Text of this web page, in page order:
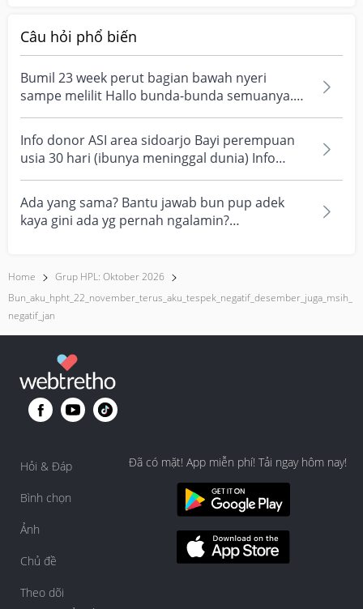
Câu hỏi phổ biến
Bumil 23 week perut bagian bawah nyeri
sampe melilit Hallo bunda-bunda semuanya.
Mau tanya dong, dis...
Info donor ASI area sidoarjo Bayi perempuan
usia 30 hari (ibunya meninggal dunia) Info
orang baik
Ada yang sama? Bantu jawab bun pup adek
kaya gini ada yg pernah ngalamin?
Home
Grup HPL: Oktober 2026
Bun_aku_hpht_22_november_terus_aku_tespek_negatif_desember_juga_msih_
Negatif_jan
Hỏi & Đáp
Bình chọn
Ảnh
Chủ đề
Theo dõi
Đã có mặt! App miễn phí! Tải ngay hôm nay!